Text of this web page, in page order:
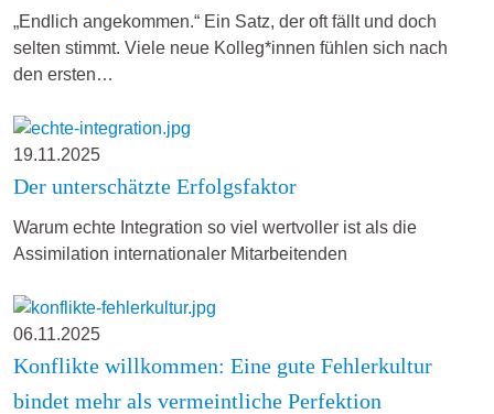
„Endlich angekommen.“ Ein Satz, der oft fällt und doch
selten stimmt. Viele neue Kolleg*innen fühlen sich nach
den ersten…
19.11.2025
Der unterschätzte Erfolgsfaktor
Warum echte Integration so viel wertvoller ist als die
Assimilation internationaler Mitarbeitenden
06.11.2025
Konflikte willkommen: Eine gute Fehlerkultur
bindet mehr als vermeintliche Perfektion